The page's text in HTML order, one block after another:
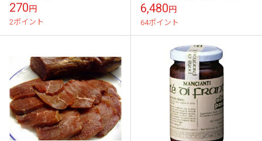
270円
2ポイント
6,480円
64ポイント